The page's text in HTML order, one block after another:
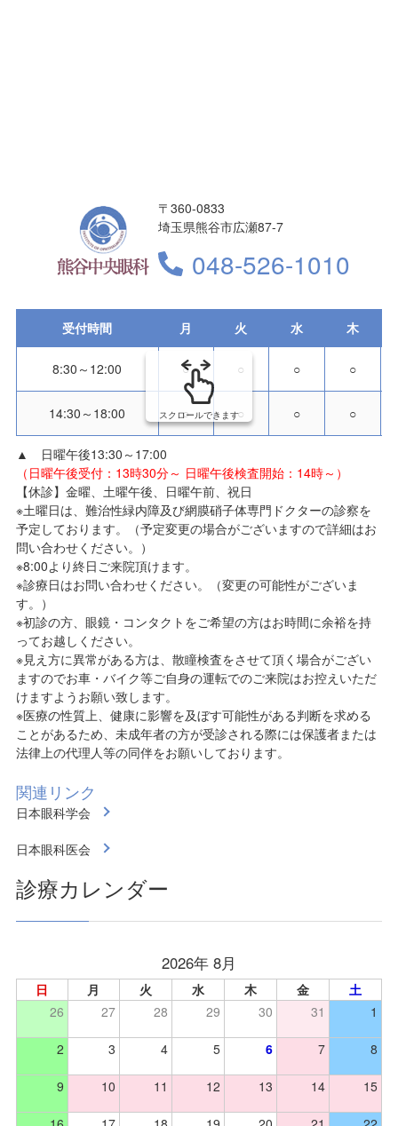
〒360-0833
埼玉県熊谷市広瀬87-7
048-526-1010
受付時間 月 火 水 木
8:30～12:00 ○ ○ ○ ○
14:30～18:00 ○ ○ ○ ○
スクロールできます
▲ 日曜午後13:30～17:00
（日曜午後受付：13時30分～ 日曜午後検査開始：14時～）
【休診】金曜、土曜午後、日曜午前、祝日
※土曜日は、難治性緑内障及び網膜硝子体専門ドクターの診察を
予定しております。（予定変更の場合がございますので詳細はお
問い合わせください。）
※8:00より終日ご来院頂けます。
※診療日はお問い合わせください。（変更の可能性がございま
す。）
※初診の方、眼鏡・コンタクトをご希望の方はお時間に余裕を持
ってお越しください。
※見え方に異常がある方は、散瞳検査をさせて頂く場合がござい
ますのでお車・バイク等ご自身の運転でのご来院はお控えいただ
けますようお願い致します。
※医療の性質上、健康に影響を及ぼす可能性がある判断を求める
ことがあるため、未成年者の方が受診される際には保護者または
法律上の代理人等の同伴をお願いしております。
関連リンク
日本眼科学会
日本眼科医会
診療カレンダー
2026年 8月
日 月 火 水 木 金
土
26
27 28 29 30 31 1
2 3 4 5 6 7 8
9 10 11 12 13 14 15